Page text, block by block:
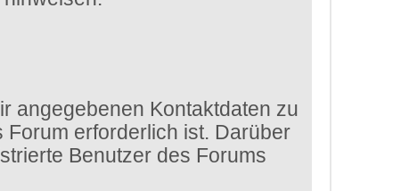
angegebenen Kontaktdaten zu
erforderlich ist. Darüber
Benutzer des Forums